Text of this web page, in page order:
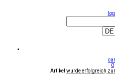
0
Artikel wurde erfolgreich